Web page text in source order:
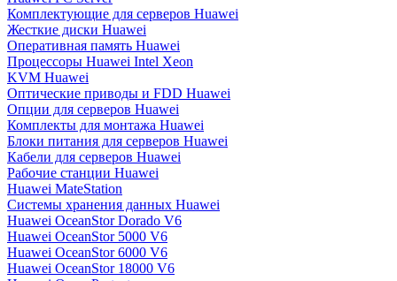
Комплектующие для серверов Huawei
Жесткие диски Huawei
Оперативная память Huawei
Процессоры Huawei Intel Xeon
KVM Huawei
Оптические приводы и FDD Huawei
Опции для серверов Huawei
Комплекты для монтажа Huawei
Блоки питания для серверов Huawei
Кабели для серверов Huawei
Рабочие станции Huawei
Huawei MateStation
Системы хранения данных Huawei
Huawei OceanStor Dorado V6
Huawei OceanStor 5000 V6
Huawei OceanStor 6000 V6
Huawei OceanStor 18000 V6